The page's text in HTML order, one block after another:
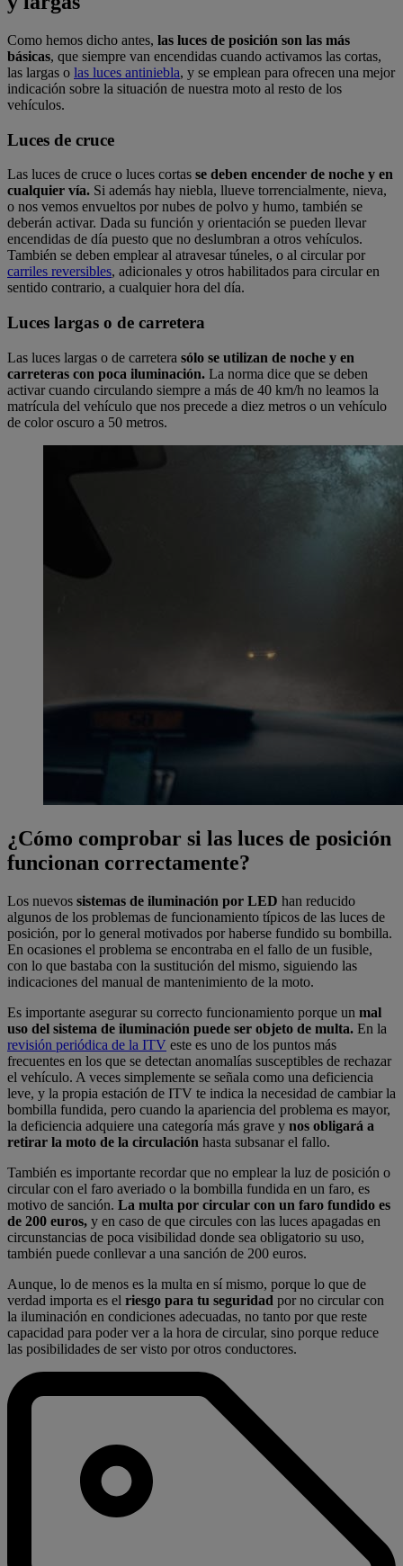
Como hemos dicho antes, las luces de posición son las más
básicas, que siempre van encendidas cuando activamos las cortas,
las largas o las luces antiniebla, y se emplean para ofrecen una mejor
indicación sobre la situación de nuestra moto al resto de los
vehículos.
Luces de cruce
Las luces de cruce o luces cortas se deben encender de noche y en
cualquier vía. Si además hay niebla, llueve torrencialmente, nieva,
o nos vemos envueltos por nubes de polvo y humo, también se
deberán activar. Dada su función y orientación se pueden llevar
encendidas de día puesto que no deslumbran a otros vehículos.
También se deben emplear al atravesar túneles, o al circular por
carriles reversibles, adicionales y otros habilitados para circular en
sentido contrario, a cualquier hora del día.
Luces largas o de carretera
Las luces largas o de carretera sólo se utilizan de noche y en
carreteras con poca iluminación. La norma dice que se deben
activar cuando circulando siempre a más de 40 km/h no leamos la
matrícula del vehículo que nos precede a diez metros o un vehículo
de color oscuro a 50 metros.
¿Cómo comprobar si las luces de posición
funcionan correctamente?
Los nuevos sistemas de iluminación por LED han reducido
algunos de los problemas de funcionamiento típicos de las luces de
posición, por lo general motivados por haberse fundido su bombilla.
En ocasiones el problema se encontraba en el fallo de un fusible,
con lo que bastaba con la sustitución del mismo, siguiendo las
indicaciones del manual de mantenimiento de la moto.
Es importante asegurar su correcto funcionamiento porque un mal
uso del sistema de iluminación puede ser objeto de multa. En la
revisión periódica de la ITV este es uno de los puntos más
frecuentes en los que se detectan anomalías susceptibles de rechazar
el vehículo. A veces simplemente se señala como una deficiencia
leve, y la propia estación de ITV te indica la necesidad de cambiar la
bombilla fundida, pero cuando la apariencia del problema es mayor,
la deficiencia adquiere una categoría más grave y nos obligará a
retirar la moto de la circulación hasta subsanar el fallo.
También es importante recordar que no emplear la luz de posición o
circular con el faro averiado o la bombilla fundida en un faro, es
motivo de sanción. La multa por circular con un faro fundido es
de 200 euros, y en caso de que circules con las luces apagadas en
circunstancias de poca visibilidad donde sea obligatorio su uso,
también puede conllevar a una sanción de 200 euros.
Aunque, lo de menos es la multa en sí mismo, porque lo que de
verdad importa es el riesgo para tu seguridad por no circular con
la iluminación en condiciones adecuadas, no tanto por que reste
capacidad para poder ver a la hora de circular, sino porque reduce
las posibilidades de ser visto por otros conductores.